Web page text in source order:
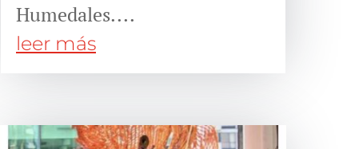
Humedales....
leer más